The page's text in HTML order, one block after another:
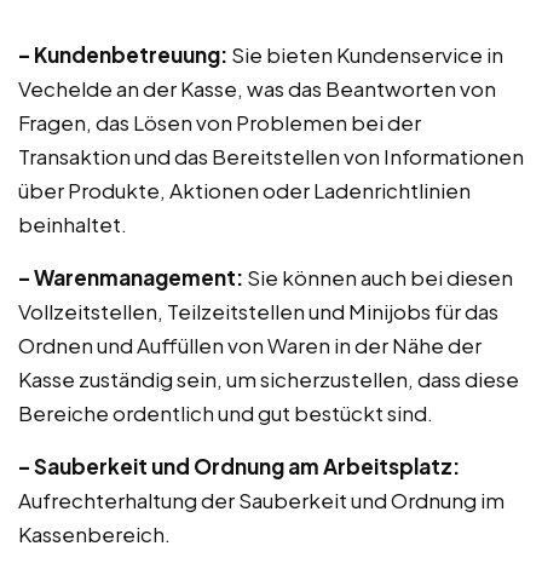
– Kundenbetreuung: Sie bieten Kundenservice in
Vechelde an der Kasse, was das Beantworten von
Fragen, das Lösen von Problemen bei der
Transaktion und das Bereitstellen von Informationen
über Produkte, Aktionen oder Ladenrichtlinien
beinhaltet.
– Warenmanagement: Sie können auch bei diesen
Vollzeitstellen, Teilzeitstellen und Minijobs für das
Ordnen und Auffüllen von Waren in der Nähe der
Kasse zuständig sein, um sicherzustellen, dass diese
Bereiche ordentlich und gut bestückt sind.
– Sauberkeit und Ordnung am Arbeitsplatz:
Aufrechterhaltung der Sauberkeit und Ordnung im
Kassenbereich.